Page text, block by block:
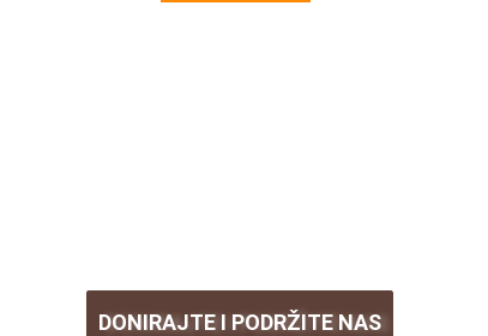
DONIRAJTE I PODRŽITE NAS